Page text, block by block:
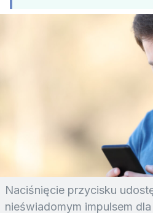
Naciśnięcie przycisku
nieświadomym impulsem